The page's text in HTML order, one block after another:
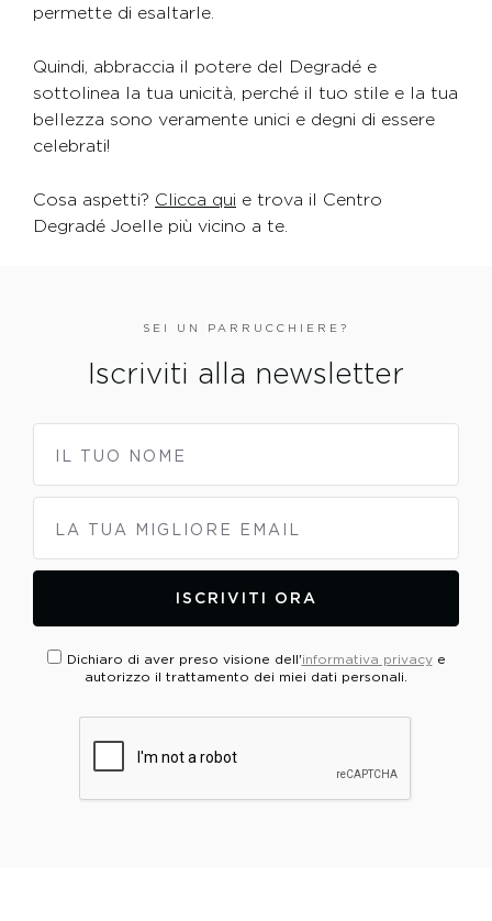
permette di esaltarle.
Quindi, abbraccia il potere del Degradé e
sottolinea la tua unicità, perché il tuo stile e la tua
bellezza sono veramente unici e degni di essere
celebrati!
Cosa aspetti? Clicca qui e trova il Centro
Degradé Joelle più vicino a te.
SEI UN PARRUCCHIERE?
Iscriviti alla newsletter
IL TUO NOME
LA TUA MIGLIORE EMAIL
ISCRIVITI ORA
Dichiaro di aver preso visione dell'informativa privacye
autorizzo il trattamento dei miei dati personali.
PLEASE VERIFY YOUR REQUEST*